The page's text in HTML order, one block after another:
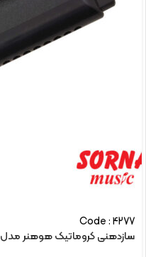
Code : 4277
سازدهنی کروماتیک هوهنر مدل CX12 BLACK